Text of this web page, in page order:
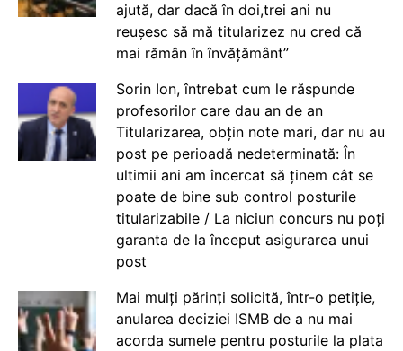
ajută, dar dacă în doi,trei ani nu
reușesc să mă titularizez nu cred că
mai rămân în învățământ”
Sorin Ion, întrebat cum le răspunde
profesorilor care dau an de an
Titularizarea, obțin note mari, dar nu au
post pe perioadă nedeterminată: În
ultimii ani am încercat să ținem cât se
poate de bine sub control posturile
titularizabile / La niciun concurs nu poți
garanta de la început asigurarea unui
post
Mai mulți părinți solicită, într-o petiție,
anularea deciziei ISMB de a nu mai
acorda sumele pentru posturile la plata